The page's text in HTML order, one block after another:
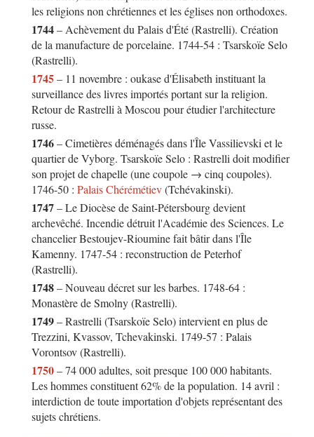
les religions non chrétiennes et les églises non orthodoxes.
1744– Achèvement du Palais d'Été (Rastrelli). Création
de la manufacture de porcelaine. 1744-54 : Tsarskoïe Selo
(Rastrelli).
1745– 11 novembre : oukase d'Élisabeth instituant la
surveillance des livres importés portant sur la religion.
Retour de Rastrelli à Moscou pour étudier l'architecture
russe.
1746– Cimetières déménagés dans l'Île Vassilievski et le
quartier de Vyborg. Tsarskoïe Selo : Rastrelli doit modifier
son projet de chapelle (une coupole → cinq coupoles).
1746-50 : Palais Chérémétiev(Tchévakinski).
1747– Le Diocèse de Saint-Pétersbourg devient
archevêché. Incendie détruit l'Académie des Sciences. Le
chancelier Bestoujev-Rioumine fait bâtir dans l'Île
Kamenny. 1747-54 : reconstruction de Peterhof
(Rastrelli).
1748– Nouveau décret sur les barbes. 1748-64 :
Monastère de Smolny (Rastrelli).
1749– Rastrelli (Tsarskoïe Selo) intervient en plus de
Trezzini, Kvassov, Tchevakinski. 1749-57 : Palais
Vorontsov (Rastrelli).
1750– 74 000 adultes, soit presque 100 000 habitants.
Les hommes constituent 62% de la population. 14 avril :
interdiction de toute importation d'objets représentant des
sujets chrétiens.